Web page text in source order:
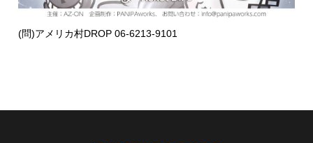
(問)アメリカ村DROP 06-6213-9101